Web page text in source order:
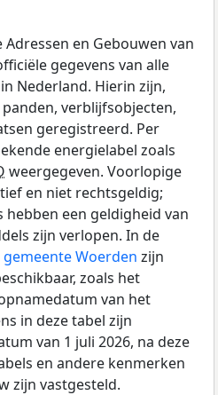
Adressen en Gebouwen van
gegevens van alle
Nederland. Hierin zijn,
verblijfsobjecten,
geregistreerd. Per
energielabel zoals
weergegeven. Voorlopige
en niet rechtsgeldig;
een geldigheid van
zijn verlopen. In de
Woerden zijn
zoals het
van het
in deze tabel zijn
van 1 juli 2026, na deze
en andere kenmerken
zijn vastgesteld.